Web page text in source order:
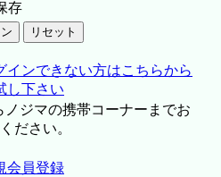
存
インできない方はこちらから
し下さい
ジマの携帯コーナーまでお
ださい。
会員登録